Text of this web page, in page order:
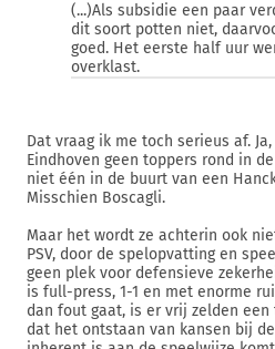
(...)Als subsidie een paar
dit soort potten niet,
goed. Het eerste half uur
overklast.
Dat vraag ik me toch serieus af.
Eindhoven geen toppers rond in
niet één in de buurt van een
Misschien Boscagli.
Maar het wordt ze achterin ook
PSV, door de spelopvatting en
geen plek voor defensieve
is full-press, 1-1 en met enorme
dan fout gaat, is er vrij zelden
dat het ontstaan van kansen bij